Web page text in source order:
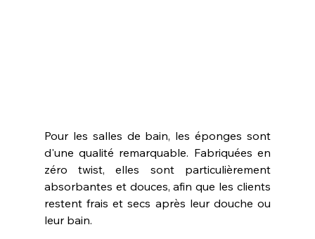
Pour les salles de bain, les éponges sont
d'une qualité remarquable. Fabriquées en
zéro twist, elles sont particulièrement
absorbantes et douces, afin que les clients
restent frais et secs après leur douche ou
leur bain.